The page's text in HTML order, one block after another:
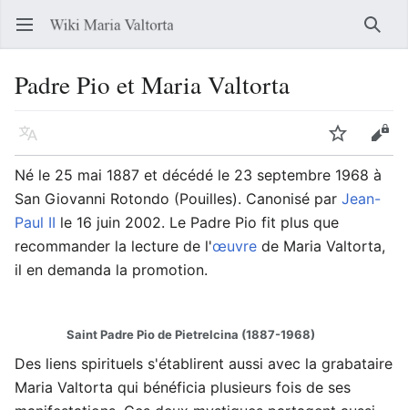
Ouvrir le menu principal
Padre Pio et Maria Valtorta
Langue Suivre
Né le 25 mai 1887 et décédé le 23 septembre 1968 à
San Giovanni Rotondo (Pouilles). Canonisé par Jean-
Paul II le 16 juin 2002. Le Padre Pio fit plus que
recommander la lecture de l'œuvre de Maria Valtorta,
il en demanda la promotion.
Saint Padre Pio de Pietrelcina (1887-1968)
Des liens spirituels s'établirent aussi avec la grabataire
Maria Valtorta qui bénéficia plusieurs fois de ses